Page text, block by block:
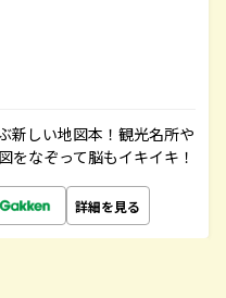
新しい地図本！観光名所や
をなぞって脳もイキイキ！
詳細を見る